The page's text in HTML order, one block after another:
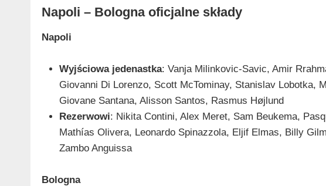
Napoli – Bologna oficjalne składy
Napoli
Wyjściowa jedenastka: Vanja Milinkovic-Savic, Amir
Giovanni Di Lorenzo, Scott McTominay, Stanislav Lobotka,
Giovane Santana, Alisson Santos, Rasmus Højlund
Rezerwowi: Nikita Contini, Alex Meret, Sam Beukema,
Mathías Olivera, Leonardo Spinazzola, Eljif Elmas, Billy
Zambo Anguissa
Bologna